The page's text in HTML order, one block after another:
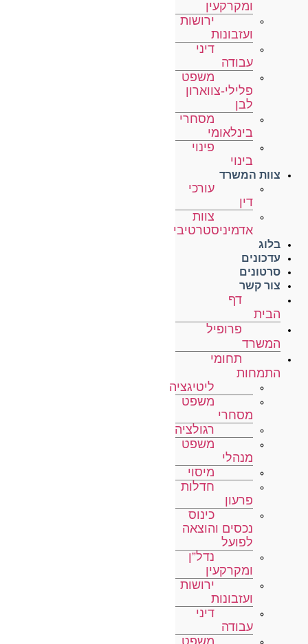
ומקרקעין
ירושות
ועזבונות
דיני
עבודה
משפט
פלילי-צווארון
לבן
מסחרי
בינלאומי
פינוי
בינוי
צוות המשרד
עורכי
דין
צוות
אדמיניסטרטיבי
בלוג
עדכונים
סרטונים
צור קשר
דף
הבית
פרופיל
המשרד
תחומי
התמחות
ליטיגציה
משפט
מסחרי
רגולציה
משפט
מנהלי
מיסוי
חדלות
פרעון
כינוס
נכסים והוצאה
לפועל
נדל”ן
ומקרקעין
ירושות
ועזבונות
דיני
עבודה
משפט